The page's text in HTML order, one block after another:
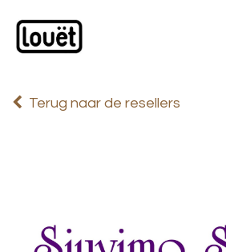
Terug naar de resellers